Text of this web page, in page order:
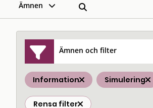
Ämnen
Ämnen och filter
Information Simulering
Rensa filter